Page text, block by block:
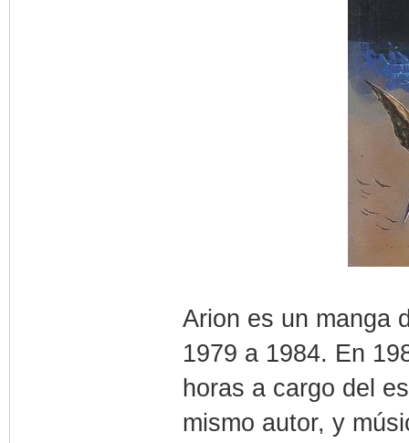
Arion es un manga
1979 a 1984. En
horas a cargo del
mismo autor, y